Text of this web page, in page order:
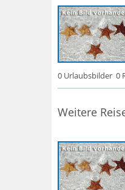
0 Urlaubsbilder 0
Weitere